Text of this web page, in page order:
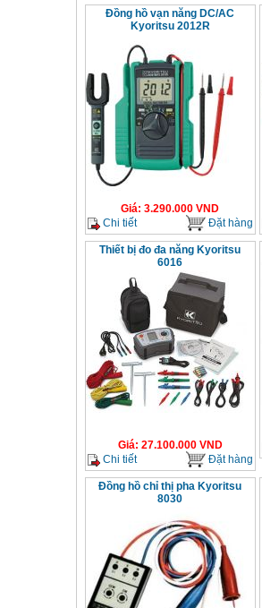
Đồng hồ vạn năng DC/AC
Kyoritsu 2012R
Giá: 3.290.000 VND
Chi tiết
Đặt hàng
Thiết bị đo đa năng Kyoritsu
6016
Giá: 27.100.000VND
Chi tiết
Đặt hàng
Đồng hồ chỉ thị pha Kyoritsu
8030